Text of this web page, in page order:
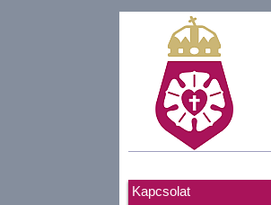
Kapcsolat